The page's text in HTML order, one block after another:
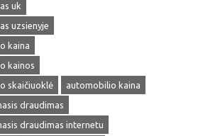
uk
uzsienyje
kaina
kainos
skaičiuoklė
automobilio kaina
draudimas
draudimas internetu